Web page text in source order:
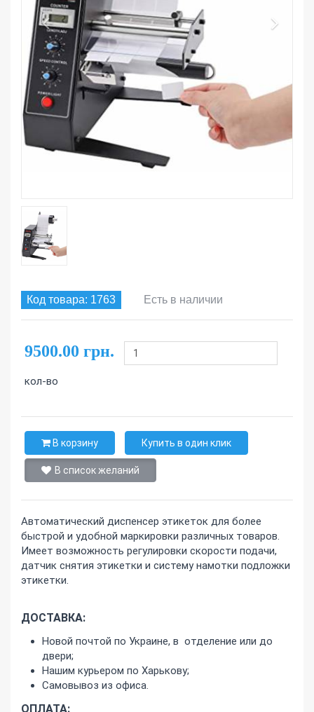
Код товара: 1763 Есть в наличии
9500.00 грн.
кол-во
В корзину Купить в один клик
В список желаний
Автоматический диспенсер этикеток для более
быстрой и удобной маркировки различных товаров.
Имеет возможность регулировки скорости подачи,
датчик снятия этикетки и систему намотки подложки
этикетки.
ДОСТАВКА:
Новой почтой по Украине, в отделение или до
двери;
Нашим курьером по Харькову;
Самовывоз из офиса.
ОПЛАТА: